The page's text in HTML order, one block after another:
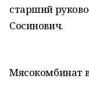
старший
Сосинович.
Мясокомбинат